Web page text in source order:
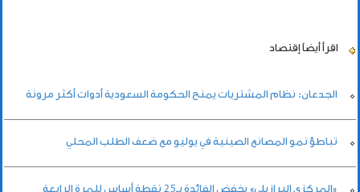
اقرأ أيضاً إقتصاد
الجدعان: نظام المشتريات يمنح الحكومة السعودية أدوات أكثر مرونة
تباطؤ نمو المصانع الصينية في يوليو مع ضعف الطلب المحلي
«المركزي البرازيلي» يخفض الفائدة بـ25 نقطة أساس للمرة الرابعة